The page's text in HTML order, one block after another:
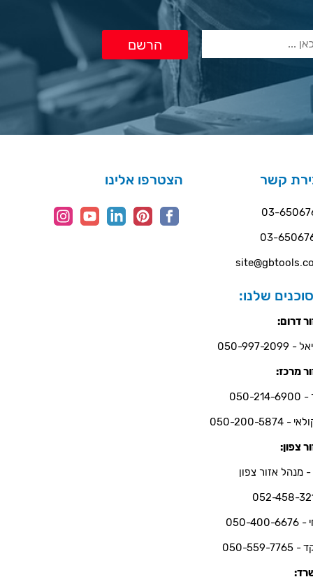
קשר
03-
03-
שלנו:
דרום:
997-2099
מרכז:
6900
- 050-200-5874
צפון:
- מנהל אזור צפון
052-458-
6676
559-7765
הצטרפו אלינו